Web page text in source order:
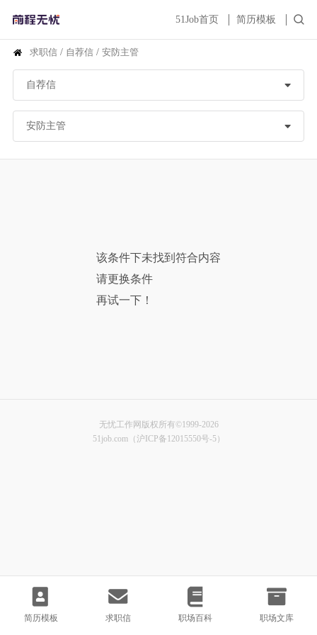
51Job首页 简历模板
简历模板 求职信 职场百科 职场文库
求职信 / 自荐信 / 安防主管
该条件下未找到符合内容
请更换条件
再试一下！
无忧工作网版权所有©1999-2026
51job.com（沪ICP备12015550号-5）